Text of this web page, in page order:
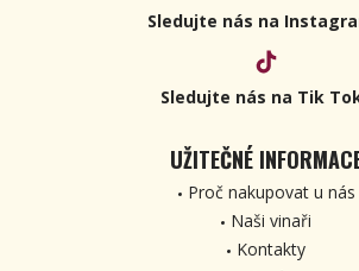
Sledujte nás na
Sledujte nás na Tik
UŽITEČNÉ
Proč nakupovat u nás
Naši vinaři
Kontakty